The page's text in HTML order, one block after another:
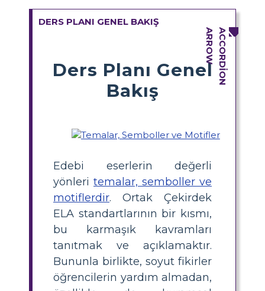
DERS PLANI GENEL BAKIŞ
Ders Planı Genel
Bakış
Edebi eserlerin değerli
yönleri temalar, semboller ve
motiflerdir. Ortak Çekirdek
ELA standartlarının bir kısmı,
bu karmaşık kavramları
tanıtmak ve açıklamaktır.
Bununla birlikte, soyut fikirler
öğrencilerin yardım almadan,